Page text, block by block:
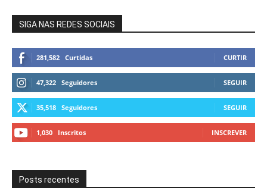
SIGA NAS REDES SOCIAIS
281,582 Curtidas CURTIR
47,322 Seguidores SEGUIR
35,518 Seguidores SEGUIR
1,030 Inscritos INSCREVER
Posts recentes